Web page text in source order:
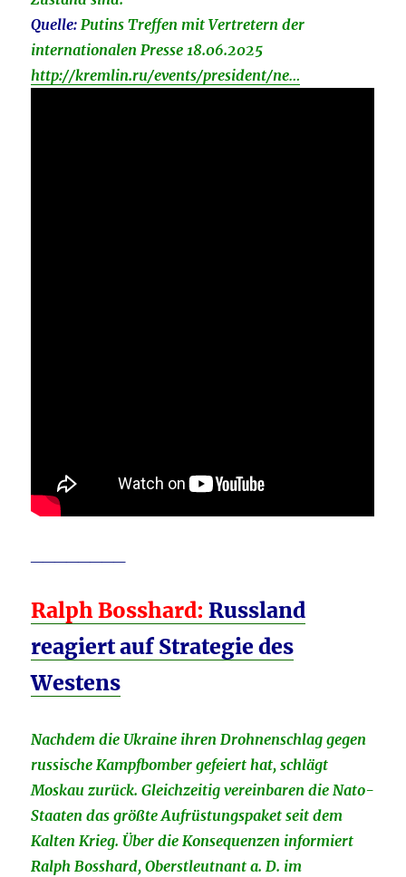
Quelle: Putins Treffen mit Vertretern der
internationalen Presse 18.06.2025
http://kremlin.ru/events/president/ne…
Ralph Bosshard: Russland
reagiert auf Strategie des
Westens
Nachdem die Ukraine ihren Drohnenschlag gegen
russische Kampfbomber gefeiert hat, schlägt
Moskau zurück. Gleichzeitig vereinbaren die Nato-
Staaten das größte Aufrüstungspaket seit dem
Kalten Krieg. Über die Konsequenzen informiert
Ralph Bosshard, Oberstleutnant a. D. im